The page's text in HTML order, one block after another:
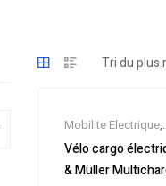
Mobilite Electrique,
Nouveautes,
Soldes,Tricycles &
Vélo cargo
& Müller